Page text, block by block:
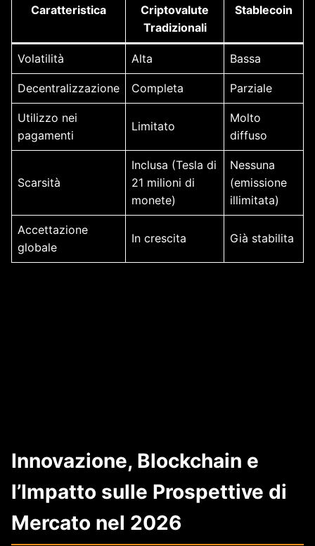
Caratteristica
Criptovalute
Tradizionali
Stablecoin
Volatilità Alta Bassa
Decentralizzazione Completa Parziale
Utilizzo nei
pagamenti
Limitato
Molto
diffuso
Scarsità
Inclusa (Tesla di
21 milioni di
monete)
Nessuna
(emissione
illimitata)
Accettazione
globale
In crescita Già stabilita
Innovazione, Blockchain e
l’Impatto sulle Prospettive di
Mercato nel 2026